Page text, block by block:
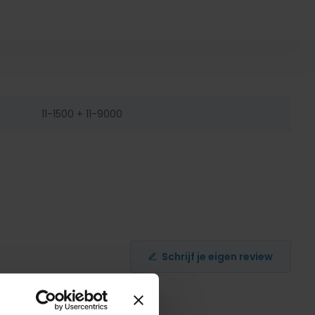
11-1500 + 11-9000
Schrijf je eigen review